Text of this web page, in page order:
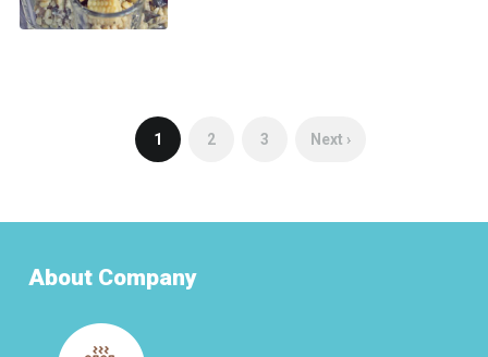
1 2 3 Next ›
About Company